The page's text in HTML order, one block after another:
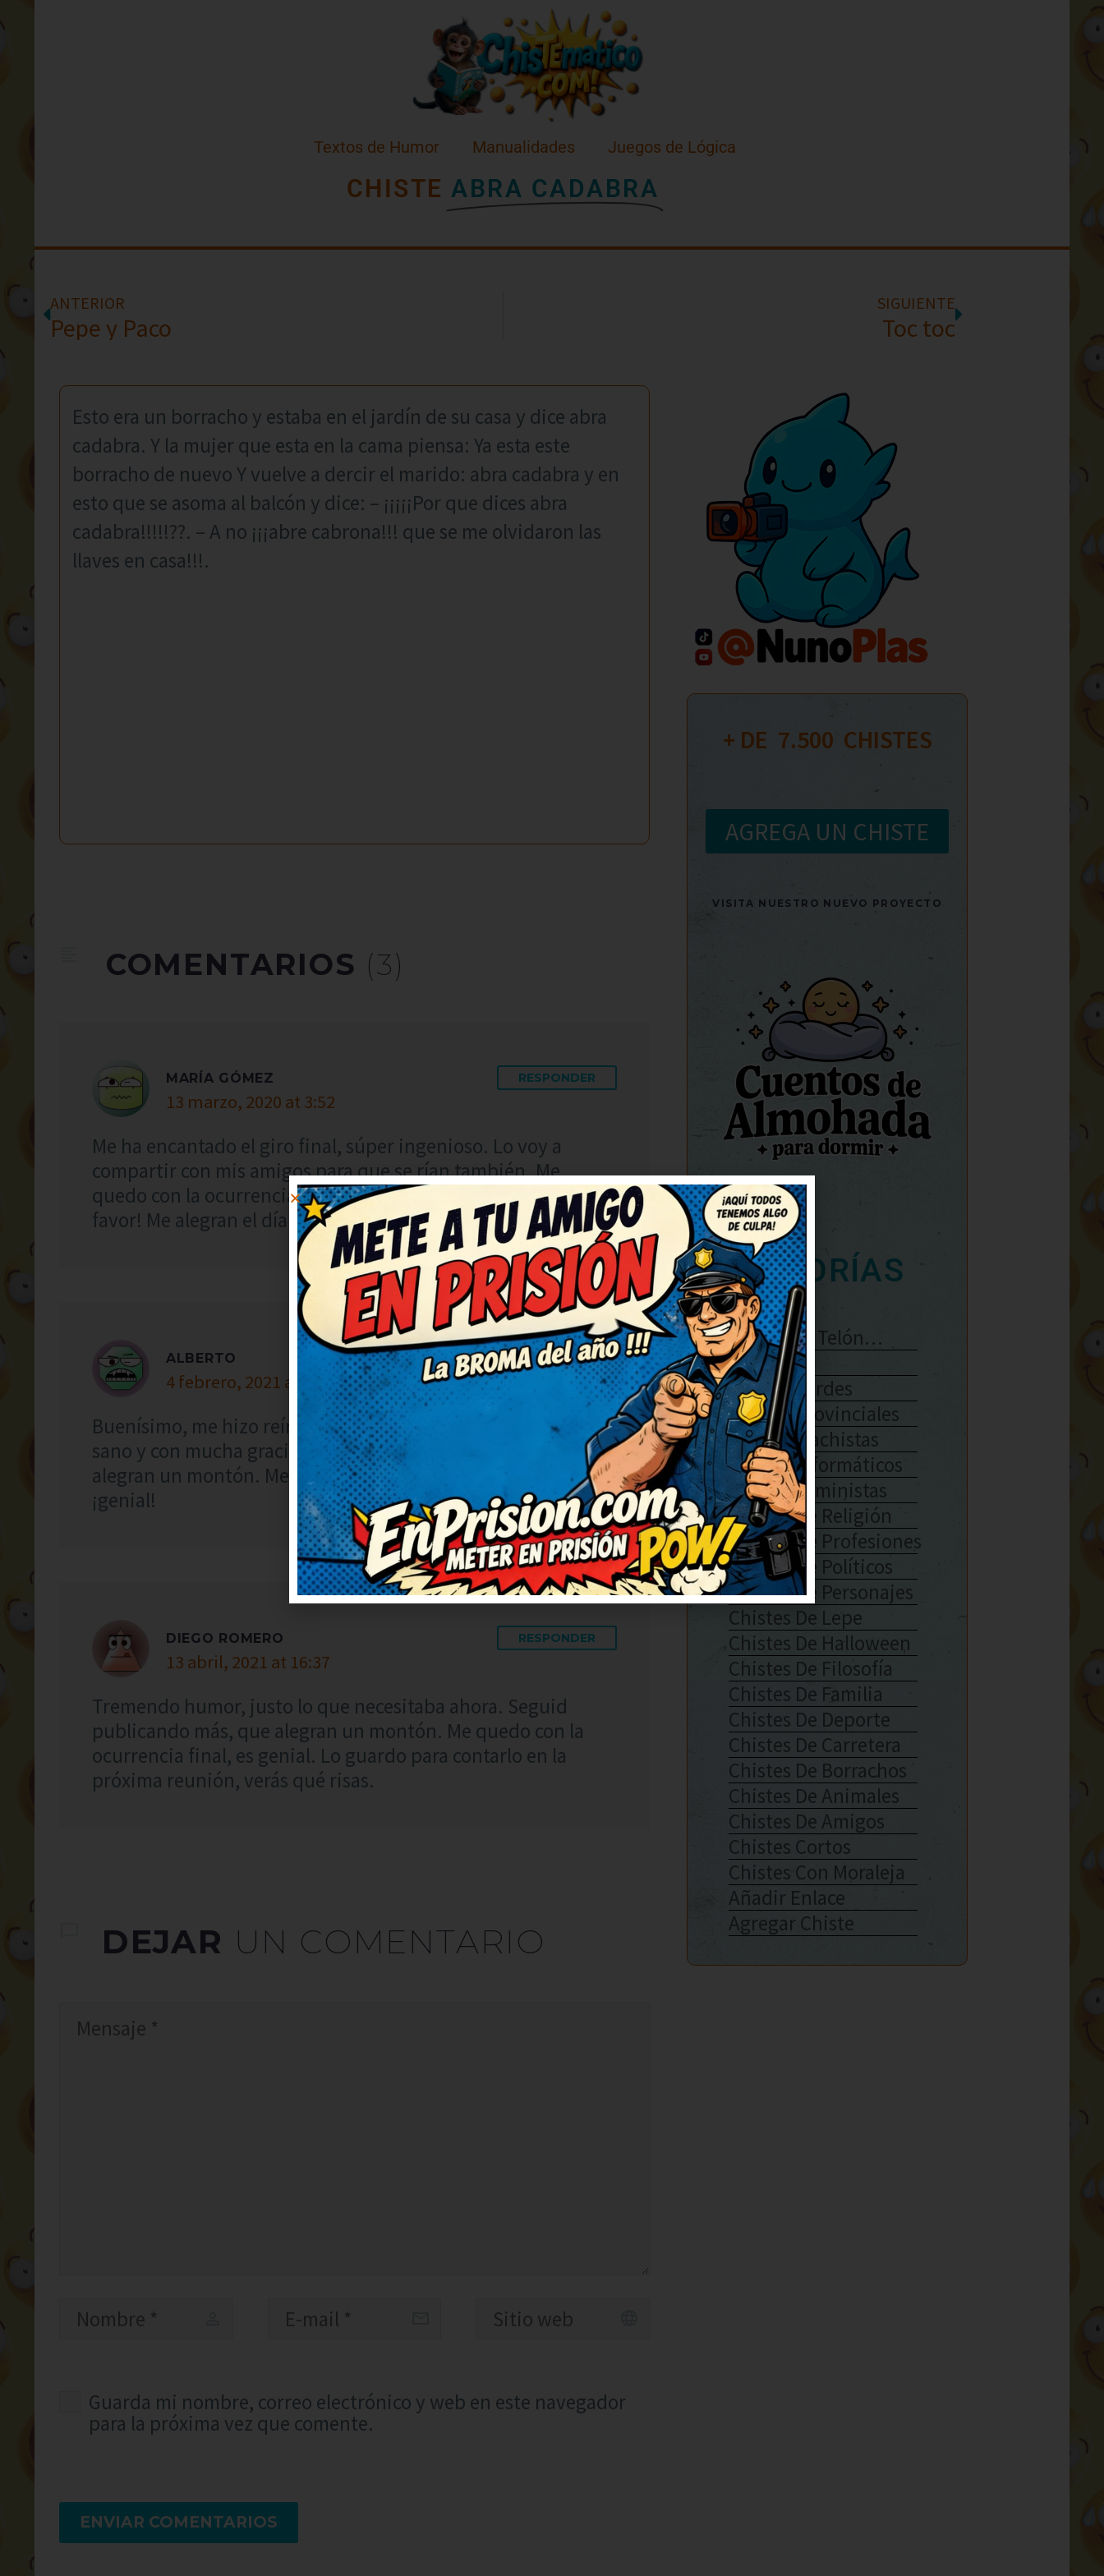
Textos de Humor Manualidades Juegos de Lógica
CHISTE ABRA CADABRA
ANTERIOR
Pepe y Paco
SIGUIENTE
Toc toc
Esto era un borracho y estaba en el jardín de su casa y dice abra
cadabra. Y la mujer que esta en la cama piensa: Ya esta este
borracho de nuevo Y vuelve a dercir el marido: abra cadabra y en
esto que se asoma al balcón y dice: – ¡¡¡¡¡Por que dices abra
cadabra!!!!!??. – A no ¡¡¡abre cabrona!!! que se me olvidaron las
llaves en casa!!!.
COMENTARIOS (3)
MARÍA GÓMEZ
13 marzo, 2020 at 3:52
RESPONDER
Me ha encantado el giro final, súper ingenioso. Lo voy a
compartir con mis amigos para que se rían también. Me
quedo con la ocurrencia final, es genial. ¡Más de estos, por
favor! Me alegran el día.
ALBERTO
4 febrero, 2021 at 22:38
RESPONDER
Buenísimo, me hizo reír a carcajadas. Así da gusto, humor
sano y con mucha gracia. Seguid publicando más, que
alegran un montón. Me he quedado con una sonrisa tonta,
¡genial!
DIEGO ROMERO
13 abril, 2021 at 16:37
RESPONDER
Tremendo humor, justo lo que necesitaba ahora. Seguid
publicando más, que alegran un montón. Me quedo con la
ocurrencia final, es genial. Lo guardo para contarlo en la
próxima reunión, verás qué risas.
DEJAR UN COMENTARIO
Guarda mi nombre, correo electrónico y web en este navegador
para la próxima vez que comente.
ENVIAR COMENTARIOS
+ DE 7.500
  CHISTES
AGREGA UN CHISTE
VISITA NUESTRO NUEVO PROYECTO
CATEGORÍAS
Se Abre El Telón…
Enlaces
Chistes Verdes
Chistes Provinciales
Chistes Machistas
Chistes Informáticos
Chistes Feministas
Chistes De Religión
Chistes De Profesiones
Chistes De Políticos
Chistes De Personajes
Chistes De Lepe
Chistes De Halloween
Chistes De Filosofía
Chistes De Familia
Chistes De Deporte
Chistes De Carretera
Chistes De Borrachos
Chistes De Animales
Chistes De Amigos
Chistes Cortos
Chistes Con Moraleja
Añadir Enlace
Agregar Chiste